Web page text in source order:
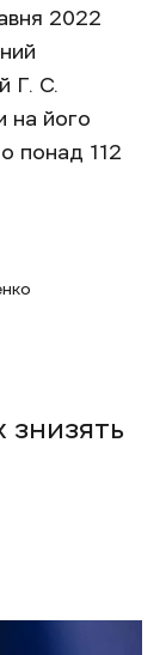
2022
Г. С.
на його
понад 112
знизять